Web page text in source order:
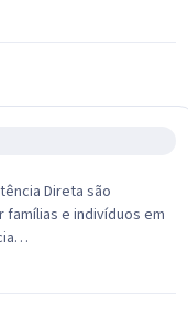
Direta são
e indivíduos em